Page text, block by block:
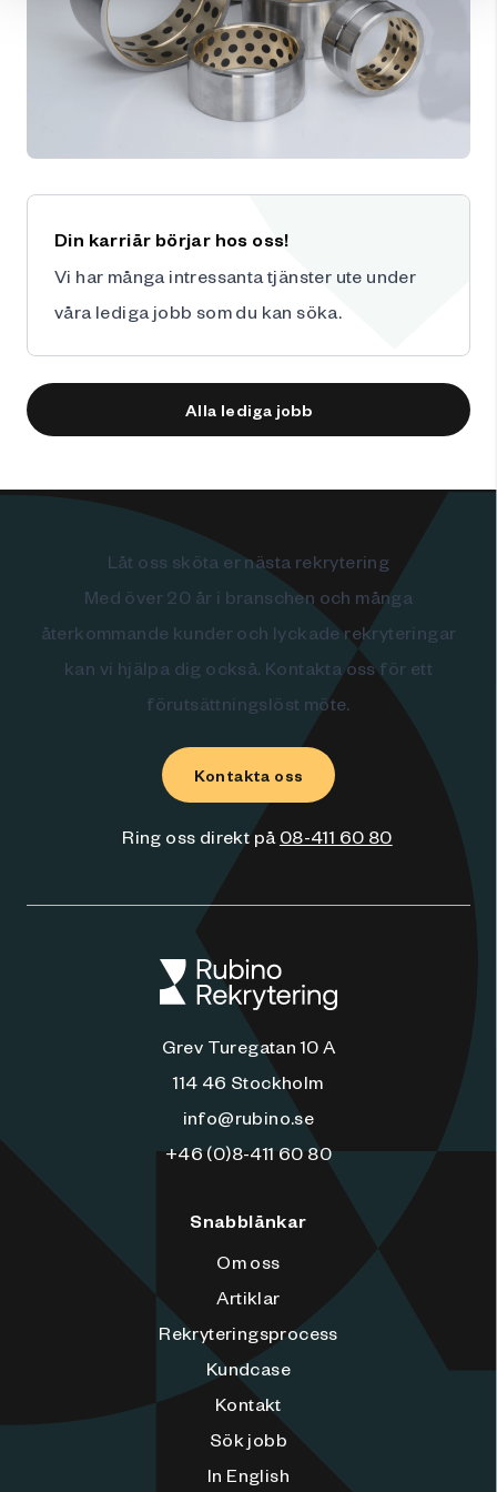
Din karriär börjar hos oss!
Vi har många intressanta tjänster ute under
våra lediga jobb som du kan söka.
Alla lediga jobb
Låt oss sköta er nästa rekrytering
Med över 20 år i branschen och många
återkommande kunder och lyckade rekryteringar
kan vi hjälpa dig också. Kontakta oss för ett
förutsättningslöst möte.
Kontakta oss
Ring oss direkt på 08-411 60 80
Grev Turegatan 10 A
114 46 Stockholm
info@rubino.se
+46 (0)8-411 60 80
Snabblänkar
Om oss
Artiklar
Rekryteringsprocess
Kundcase
Kontakt
Sök jobb
In English